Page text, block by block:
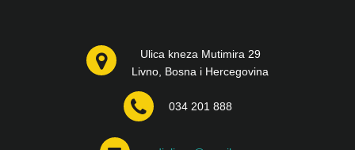
Ulica kneza Mutimira 29
Livno, Bosna i Hercegovina
034 201 888